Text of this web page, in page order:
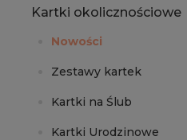
Kartki okolicznościowe
Nowości
Zestawy kartek
Kartki na Ślub
Kartki Urodzinowe